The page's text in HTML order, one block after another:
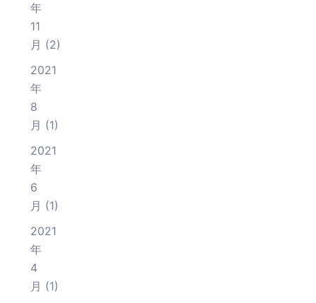
年
11
月 (2)
2021
年
8
月 (1)
2021
年
6
月 (1)
2021
年
4
月 (1)